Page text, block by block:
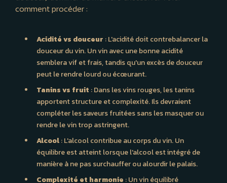
comment procéder :
Acidité vs douceur : L'acidité doit contrebalancer la
douceur du vin. Un vin avec une bonne acidité
semblera vif et frais, tandis qu'un excès de douceur
peut le rendre lourd ou écœurant.
Tanins vs fruit : Dans les vins rouges, les tanins
apportent structure et complexité. Ils devraient
compléter les saveurs fruitées sans les masquer ou
rendre le vin trop astringent.
Alcool: L'alcool contribue au corps du vin. Un
équilibre est atteint lorsque l'alcool est intégré de
manière à ne pas surchauffer ou alourdir le palais.
Complexité et harmonie : Un vin équilibré